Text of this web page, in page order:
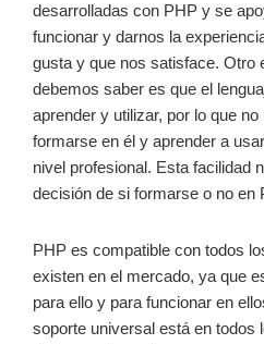
desarrolladas con PHP y se
funcionar y darnos la
gusta y que nos satisface. Otro
debemos saber es que el
aprender y utilizar, por lo que
formarse en él y aprender a
nivel profesional. Esta facilidad
decisión de si formarse o no en
PHP es compatible con todos
existen en el mercado, ya que
para ello y para funcionar en
soporte universal está en todos